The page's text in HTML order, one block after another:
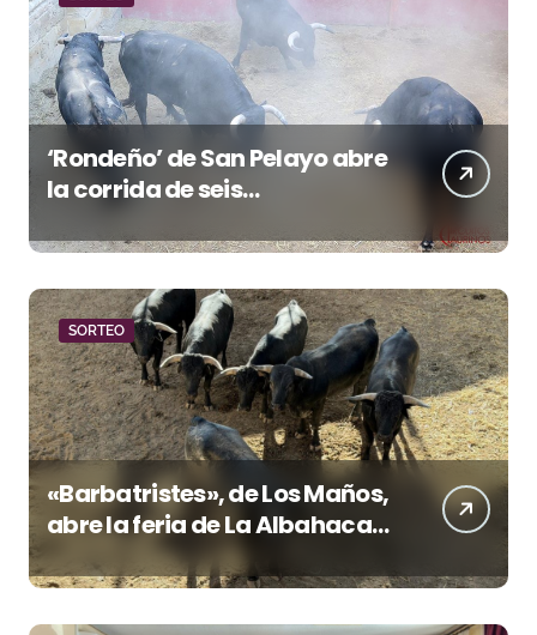
‘Rondeño’ de San Pelayo abre
la corrida de seis
rejoneadores en El Puerto de
Santa María esta noche
SORTEO
«Barbatristes», de Los Maños,
abre la feria de La Albahaca
de Huesca